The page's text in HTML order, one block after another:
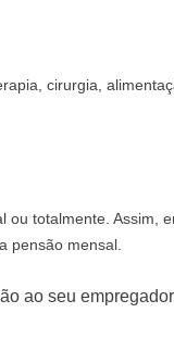
cirurgia,
totalmente. Assim,
pensão mensal.
ao seu